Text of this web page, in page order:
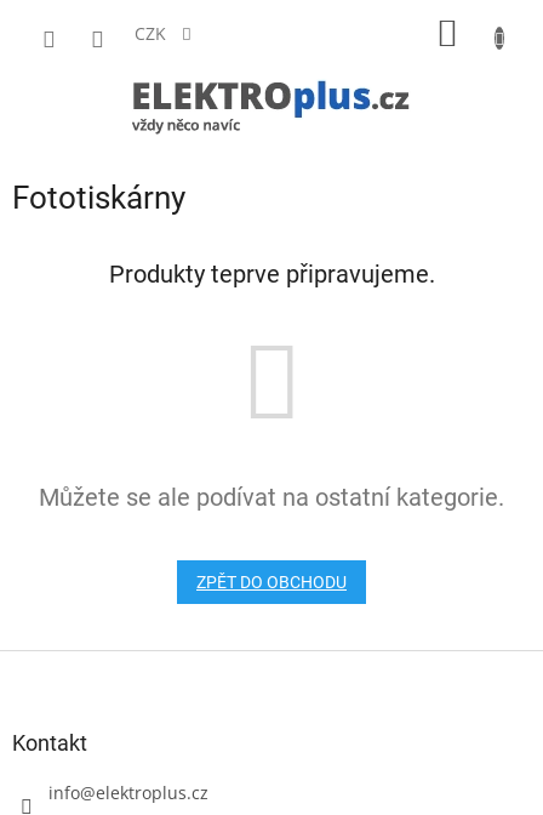
CZK
Fototiskárny
Produkty teprve připravujeme.
Můžete se ale podívat na ostatní kategorie.
ZPĚT DO OBCHODU
Kontakt
info@elektroplus.cz